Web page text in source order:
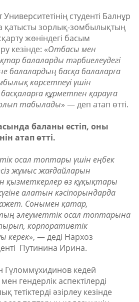
студенті Балнұр
қатысты зорлық-зомбылықтың
жөніндегі басым
кезінде: «Отбасы мен
балаларды тәрбиелеудегі
балалардың басқа балаларға
көрсетпеуі үшін
құрметпен қарауға
табылады» — деп атап өтті.
баланы естіп, оны
атап өтті.
осал топтары үшін еңбек
жұмыс жағдайларын
қызметкерлер өз құқықтары
алатын кәсіпорындарда
Сонымен қатар,
әлеуметтік осал топтарына
корпоративтік
керек», — деді Нархоз
Путинина Ирина.
Гүломмұхидинов кедей
гендерлік аспектілерді
тетіктерді әзірлеу кезінде